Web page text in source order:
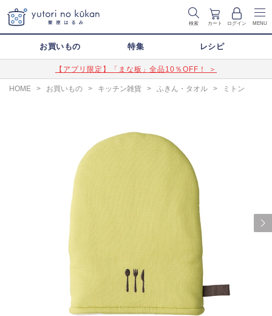
検索 カート ログイン MENU
お買いもの 特集 レシピ
【アプリ限定】「まな板」全品10％OFF！ ＞
HOME > お買いもの > キッチン雑貨 > ふきん・タオル > ミトン
Next